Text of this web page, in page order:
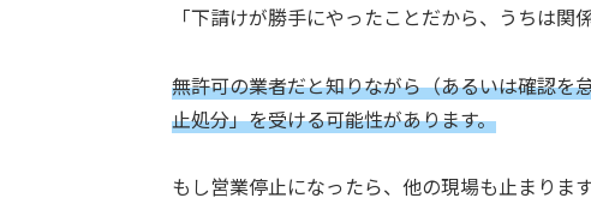
「下請けが勝手にやったことだから、うちは
無許可の業者だと知りながら（あるいは確認を
止処分」を受ける可能性があります。
もし営業停止になったら、他の現場も止まりま